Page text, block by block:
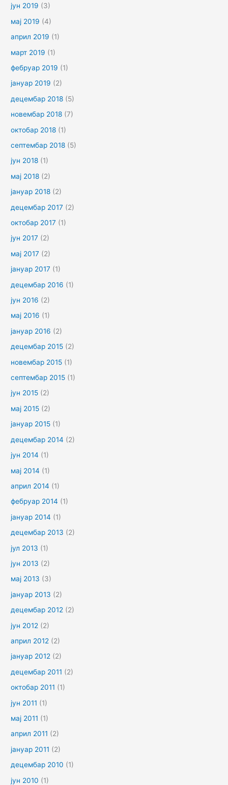
јун 2019 (3)
мај 2019 (4)
април 2019 (1)
март 2019 (1)
фебруар 2019 (1)
јануар 2019 (2)
децембар 2018 (5)
новембар 2018 (7)
октобар 2018 (1)
септембар 2018 (5)
јун 2018 (1)
мај 2018 (2)
јануар 2018 (2)
децембар 2017 (2)
октобар 2017 (1)
јун 2017 (2)
мај 2017 (2)
јануар 2017 (1)
децембар 2016 (1)
јун 2016 (2)
мај 2016 (1)
јануар 2016 (2)
децембар 2015 (2)
новембар 2015 (1)
септембар 2015 (1)
јун 2015 (2)
мај 2015 (2)
јануар 2015 (1)
децембар 2014 (2)
јун 2014 (1)
мај 2014 (1)
април 2014 (1)
фебруар 2014 (1)
јануар 2014 (1)
децембар 2013 (2)
јул 2013 (1)
јун 2013 (2)
мај 2013 (3)
јануар 2013 (2)
децембар 2012 (2)
јун 2012 (2)
април 2012 (2)
јануар 2012 (2)
децембар 2011 (2)
октобар 2011 (1)
јун 2011 (1)
мај 2011 (1)
април 2011 (2)
јануар 2011 (2)
децембар 2010 (1)
јун 2010 (1)